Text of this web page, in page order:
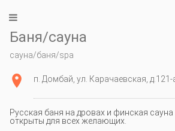
Баня/сауна
сауна/баня/spa
п. Домбай, ул. Карачаевская, д.121-
Русская баня на дровах и финская
открыты для всех желающих.